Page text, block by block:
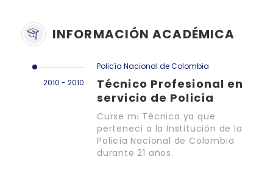
INFORMACIÓN ACADÉMICA
2010 - 2010
Policía Nacional de Colombia
Técnico Profesional en
servicio de Policía
Curse mi Técnica ya que
pertenecí a la Institución de la
Policía Nacional de Colombia
durante 21 años.